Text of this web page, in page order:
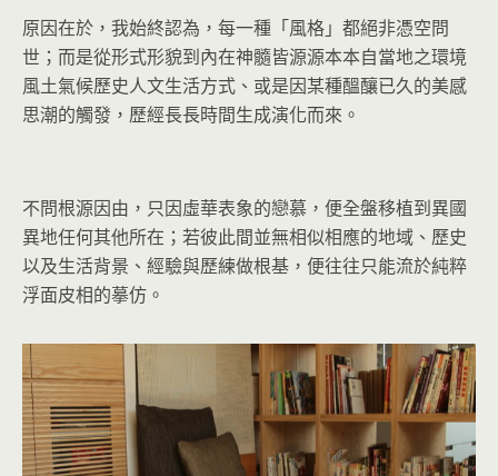
原因在於，我始終認為，每一種「風格」都絕非憑空問
世；而是從形式形貌到內在神髓皆源源本本自當地之環境
風土氣候歷史人文生活方式、或是因某種醞釀已久的美感
思潮的觸發，歷經長長時間生成演化而來。
不問根源因由，只因虛華表象的戀慕，便全盤移植到異國
異地任何其他所在；若彼此間並無相似相應的地域、歷史
以及生活背景、經驗與歷練做根基，便往往只能流於純粹
浮面皮相的摹仿。